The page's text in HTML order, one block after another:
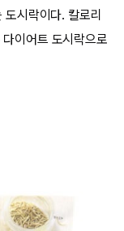
시락이다. 칼로리
이어트 도시락으로